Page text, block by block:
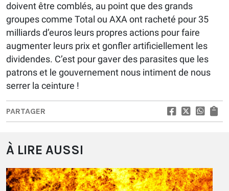
doivent être comblés, au point que des grands
groupes comme Total ou AXA ont racheté pour 35
milliards d’euros leurs propres actions pour faire
augmenter leurs prix et gonfler artificiellement les
dividendes. C’est pour gaver des parasites que les
patrons et le gouvernement nous intiment de nous
serrer la ceinture !
PARTAGER
À LIRE AUSSI